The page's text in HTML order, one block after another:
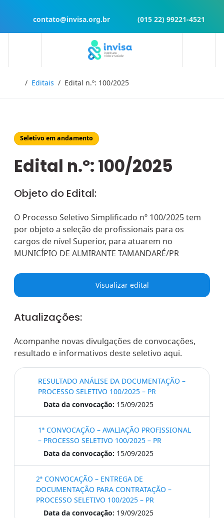
contato@invisa.org.br (015 22) 99221-4521
InícioEditais Edital n.º: 100/2025
Seletivo em andamento
Edital n.º: 100/2025
Objeto do Edital:
O Processo Seletivo Simplificado nº 100/2025 tem
por objeto a seleção de profissionais para os
cargos de nível Superior, para atuarem no
MUNICÍPIO DE ALMIRANTE TAMANDARÉ/PR
Visualizar edital
Atualizações:
Acompanhe novas divulgações de convocações,
resultado e informativos deste seletivo aqui.
RESULTADO ANÁLISE DA DOCUMENTAÇÃO –
PROCESSO SELETIVO 100/2025 – PR
Data da convocação: 15/09/2025
1ª CONVOCAÇÃO – AVALIAÇÃO PROFISSIONAL
– PROCESSO SELETIVO 100/2025 – PR
Data da convocação: 15/09/2025
2ª CONVOCAÇÃO – ENTREGA DE
DOCUMENTAÇÃO PARA CONTRATAÇÃO –
PROCESSO SELETIVO 100/2025 – PR
Data da convocação: 19/09/2025